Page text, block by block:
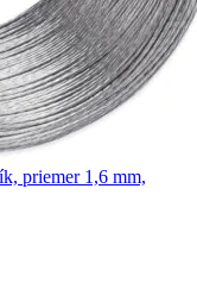
priemer 1,6 mm,